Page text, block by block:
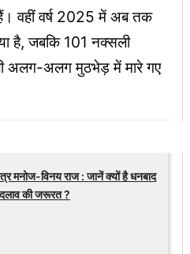
वहीं वर्ष 2025 में अब तक
है, जबकि 101 नक्सली
अलग-अलग मुठभेड़ में मारे गए
मनोज-विनय राज : जानें क्यों है धनबाद
की जरूरत ?